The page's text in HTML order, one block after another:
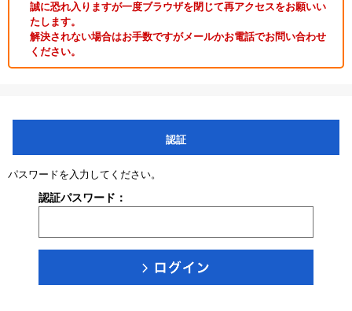
誠に恐れ入りますが一度ブラウザを閉じて再アクセスをお願いい
たします。
解決されない場合はお手数ですがメールかお電話でお問い合わせ
ください。
認証
パスワードを入力してください。
認証パスワード：